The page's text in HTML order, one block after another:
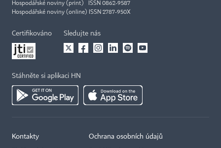
Hospodářské noviny (print) ISSN 0862-9587
Hospodářské noviny (online) ISSN 2787-950X
Certifikováno Sledujte nás
Stáhněte si aplikaci HN
Kontakty Ochrana osobních údajů